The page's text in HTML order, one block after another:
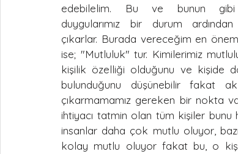
edebilelim. Bu ve bunun
duygularımız bir durum
çıkarlar. Burada vereceğim en
ise; "Mutluluk" tur. Kimilerimiz
kişilik özelliği olduğunu ve kişide
bulunduğunu düşünebilir fakat
çıkarmamamız gereken bir nokta
ihtiyacı tatmin olan tüm kişiler bunu
insanlar daha çok mutlu oluyor,
kolay mutlu oluyor fakat bu, o